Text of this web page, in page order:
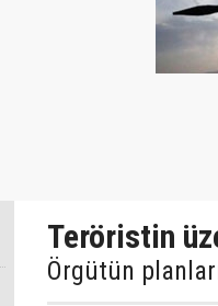
Teröristin
Örgütün